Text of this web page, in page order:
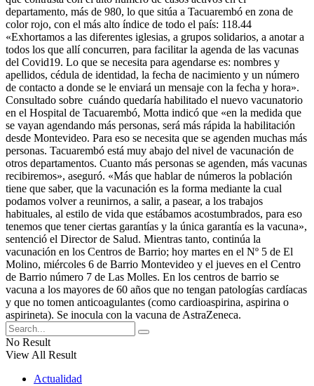
departamento, más de 980, lo que sitúa a Tacuarembó en zona de
color rojo, con el más alto índice de todo el país: 118.44
«Exhortamos a las diferentes iglesias, a grupos solidarios, a anotar a
todos los que allí concurren, para facilitar la agenda de las vacunas
del Covid19. Lo que se necesita para agendarse es: nombres y
apellidos, cédula de identidad, la fecha de nacimiento y un número
de contacto a donde se le enviará un mensaje con la fecha y hora».
Consultado sobre cuándo quedaría habilitado el nuevo vacunatorio
en el Hospital de Tacuarembó, Motta indicó que «en la medida que
se vayan agendando más personas, será más rápida la habilitación
desde Montevideo. Para eso se necesita que se agenden muchas más
personas. Tacuarembó está muy abajo del nivel de vacunación de
otros departamentos. Cuanto más personas se agenden, más vacunas
recibiremos», aseguró. «Más que hablar de números la población
tiene que saber, que la vacunación es la forma mediante la cual
podamos volver a reunirnos, a salir, a pasear, a los trabajos
habituales, al estilo de vida que estábamos acostumbrados, para eso
tenemos que tener ciertas garantías y la única garantía es la vacuna»,
sentenció el Director de Salud. Mientras tanto, continúa la
vacunación en los Centros de Barrio; hoy martes en el Nº 5 de El
Molino, miércoles 6 de Barrio Montevideo y el jueves en el Centro
de Barrio número 7 de Las Molles. En los centros de barrio se
vacuna a los mayores de 60 años que no tengan patologías cardíacas
y que no tomen anticoagulantes (como cardioaspirina, aspirina o
aspirineta). Se inocula con la vacuna de AstraZeneca.
No Result
View All Result
Actualidad